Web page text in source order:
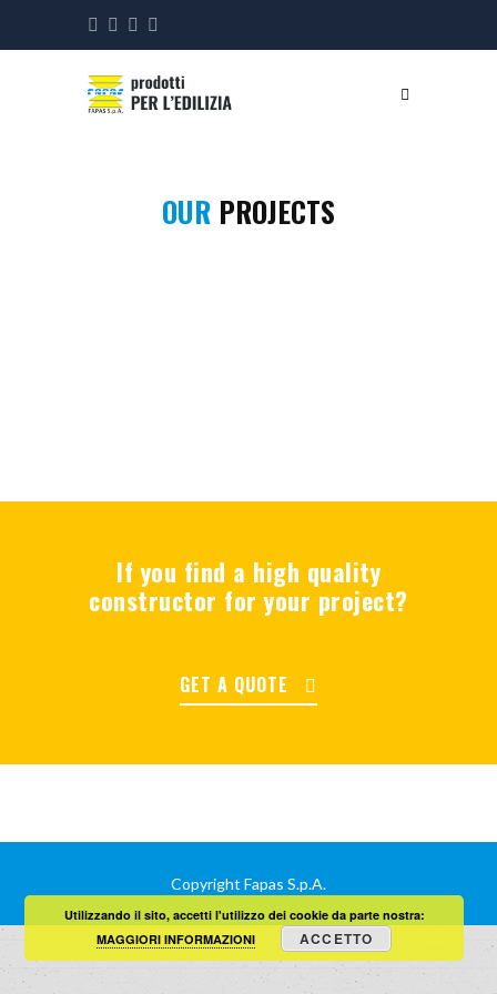
OUR PROJECTS
If you find a high quality
constructor for your project?
GET A QUOTE
Copyright Fapas S.p.A.
Utilizzando il sito, accetti l'utilizzo dei cookie da parte nostra:
MAGGIORI INFORMAZIONI
ACCETTO